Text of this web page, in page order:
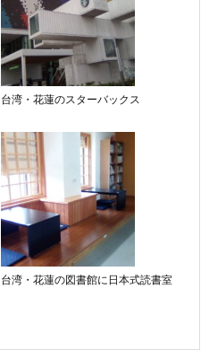
台湾・花蓮のスターバックス
台湾・花蓮の図書館に日本式読書室